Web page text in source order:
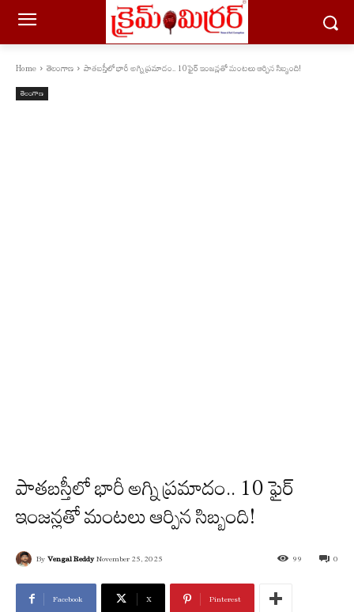
Home తెలంగాణ పాతబస్తీలో భారీ అగ్ని ప్రమాదం.. 10 ఫైర్ ఇంజన్లతో మంటలు ఆర్పిన సిబ్బంది!
తెలంగాణ
పాతబస్తీలో భారీ అగ్ని ప్రమాదం.. 10 ఫైర్
ఇంజన్లతో మంటలు ఆర్పిన సిబ్బంది!
By Vengal Reddy November 25, 2025 0
99
Facebook X Pinterest